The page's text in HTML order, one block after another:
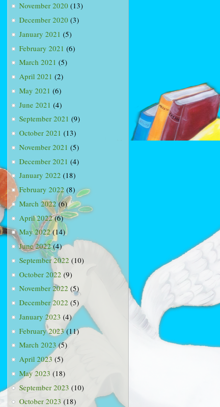
November 2020 (13)
December 2020 (3)
January 2021 (5)
February 2021 (6)
March 2021 (5)
April 2021 (2)
May 2021 (6)
June 2021 (4)
September 2021 (9)
October 2021 (13)
November 2021 (5)
December 2021 (4)
January 2022 (18)
February 2022 (8)
March 2022(6)
April 2022(6)
May 2022(14)
June 2022(4)
September 2022 (10)
October 2022 (9)
November 2022 (5)
December 2022 (5)
January 2023 (4)
February 2023(11)
March 2023(5)
April 2023 (5)
May 2023 (18)
September 2023 (10)
October 2023 (18)